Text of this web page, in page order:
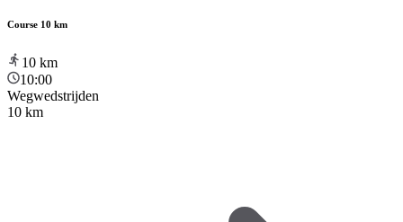
Course 10 km
10 km
10:00
Wegwedstrijden
10 km